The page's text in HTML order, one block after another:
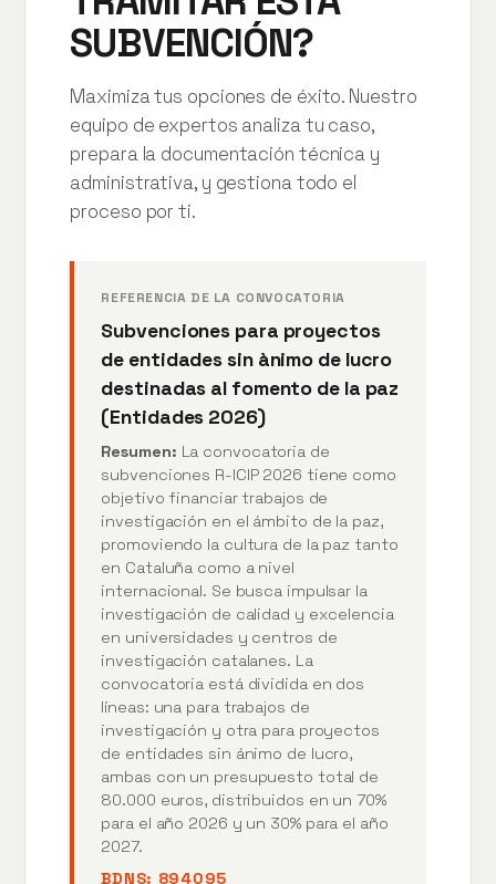
SUBVENCIÓN?
Maximiza tus opciones de éxito. Nuestro
equipo de expertos analiza tu caso,
prepara la documentación técnica y
administrativa, y gestiona todo el
proceso por ti.
REFERENCIA DE LA CONVOCATORIA
Subvenciones para proyectos
de entidades sin ànimo de lucro
destinadas al fomento de la paz
(Entidades 2026)
Resumen: La convocatoria de
subvenciones R-ICIP 2026 tiene como
objetivo financiar trabajos de
investigación en el ámbito de la paz,
promoviendo la cultura de la paz tanto
en Cataluña como a nivel
internacional. Se busca impulsar la
investigación de calidad y excelencia
en universidades y centros de
investigación catalanes. La
convocatoria está dividida en dos
líneas: una para trabajos de
investigación y otra para proyectos
de entidades sin ánimo de lucro,
ambas con un presupuesto total de
80.000 euros, distribuidos en un 70%
para el año 2026 y un 30% para el año
2027.
BDNS: 894095